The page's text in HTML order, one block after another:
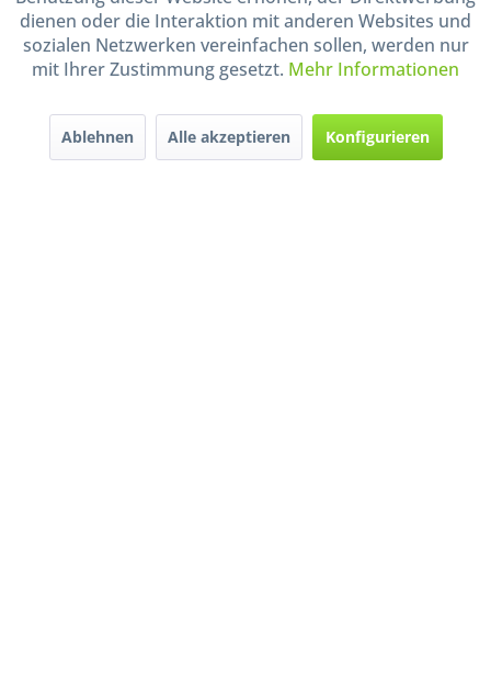
Informationen
Handel mit BIO-Weinen
durch DE-ÖKO-009
dienen oder die Interaktion mit anderen Websites und
sozialen Netzwerken vereinfachen sollen, werden nur
mit Ihrer Zustimmung gesetzt. Mehr Informationen
Ablehnen Alle akzeptieren Konfigurieren